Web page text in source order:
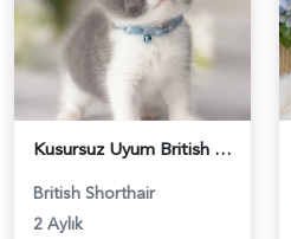
Kusursuz Uyum British Shorthair Bi Color Erkek - 6011
British Shorthair
2 Aylık